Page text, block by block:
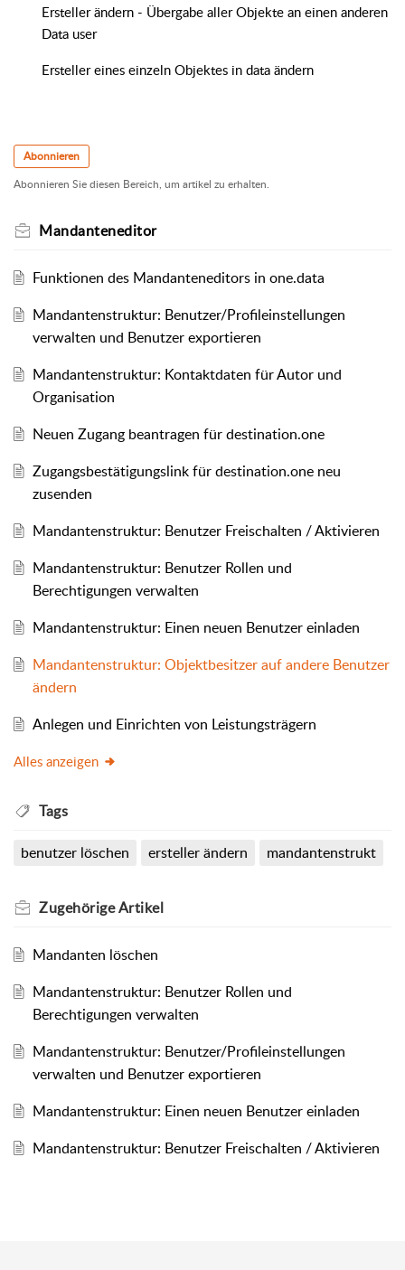
Ersteller ändern - Übergabe aller Objekte an einen anderen
Data user
Ersteller eines einzeln Objektes in data ändern
Abonnieren
Abonnieren Sie diesen Bereich, um artikel zu erhalten.
Mandanteneditor
Funktionen des Mandanteneditors in one.data
Mandantenstruktur: Benutzer/Profileinstellungen
verwalten und Benutzer exportieren
Mandantenstruktur: Kontaktdaten für Autor und
Organisation
Neuen Zugang beantragen für destination.one
Zugangsbestätigungslink für destination.one neu
zusenden
Mandantenstruktur: Benutzer Freischalten / Aktivieren
Mandantenstruktur: Benutzer Rollen und
Berechtigungen verwalten
Mandantenstruktur: Einen neuen Benutzer einladen
Mandantenstruktur: Objektbesitzer auf andere Benutzer
ändern
Anlegen und Einrichten von Leistungsträgern
Alles anzeigen
Tags
benutzer löschen ersteller ändern mandantenstrukt
ZugehörigeArtikel
Mandanten löschen
Mandantenstruktur: Benutzer Rollen und
Berechtigungen verwalten
Mandantenstruktur: Benutzer/Profileinstellungen
verwalten und Benutzer exportieren
Mandantenstruktur: Einen neuen Benutzer einladen
Mandantenstruktur: Benutzer Freischalten / Aktivieren